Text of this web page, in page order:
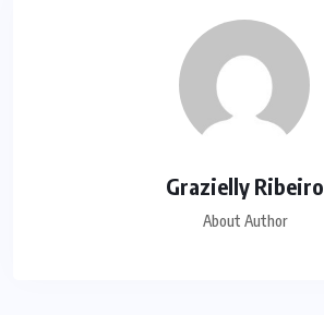
Grazielly Ribeiro
About Author